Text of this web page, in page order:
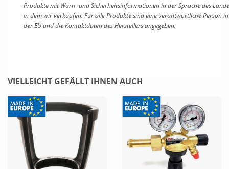
Produkte mit Warn- und Sicherheitsinformationen in der Sprache des
in dem wir verkaufen. Für alle Produkte sind eine verantwortliche Person in
der EU und die Kontaktdaten des Herstellers angegeben.
VIELLEICHT GEFÄLLT IHNEN AUCH